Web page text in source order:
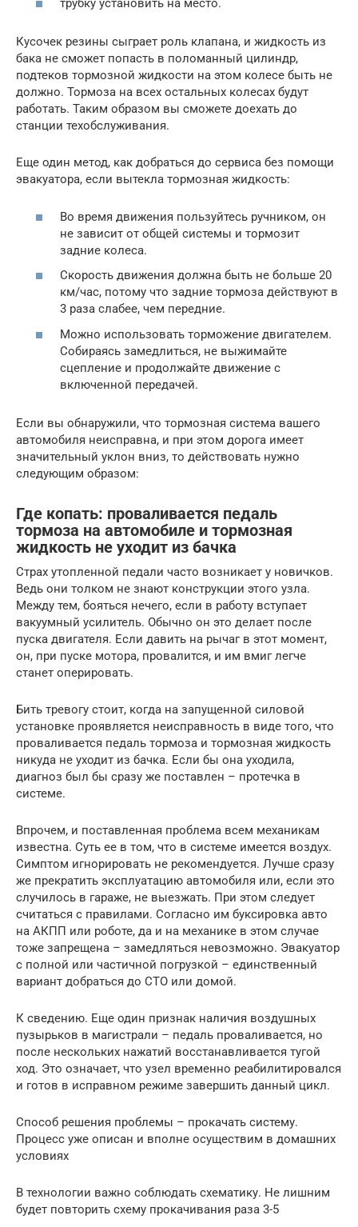
трубку установить на место.
Кусочек резины сыграет роль клапана, и жидкость из
бака не сможет попасть в поломанный цилиндр,
подтеков тормозной жидкости на этом колесе быть не
должно. Тормоза на всех остальных колесах будут
работать. Таким образом вы сможете доехать до
станции техобслуживания.
Еще один метод, как добраться до сервиса без помощи
эвакуатора, если вытекла тормозная жидкость:
Во время движения пользуйтесь ручником, он
не зависит от общей системы и тормозит
задние колеса.
Скорость движения должна быть не больше 20
км/час, потому что задние тормоза действуют в
3 раза слабее, чем передние.
Можно использовать торможение двигателем.
Собираясь замедлиться, не выжимайте
сцепление и продолжайте движение с
включенной передачей.
Если вы обнаружили, что тормозная система вашего
автомобиля неисправна, и при этом дорога имеет
значительный уклон вниз, то действовать нужно
следующим образом:
Где копать: проваливается педаль
тормоза на автомобиле и тормозная
жидкость не уходит из бачка
Страх утопленной педали часто возникает у новичков.
Ведь они толком не знают конструкции этого узла.
Между тем, бояться нечего, если в работу вступает
вакуумный усилитель. Обычно он это делает после
пуска двигателя. Если давить на рычаг в этот момент,
он, при пуске мотора, провалится, и им вмиг легче
станет оперировать.
Бить тревогу стоит, когда на запущенной силовой
установке проявляется неисправность в виде того, что
проваливается педаль тормоза и тормозная жидкость
никуда не уходит из бачка. Если бы она уходила,
диагноз был бы сразу же поставлен – протечка в
системе.
Впрочем, и поставленная проблема всем механикам
известна. Суть ее в том, что в системе имеется воздух.
Симптом игнорировать не рекомендуется. Лучше сразу
же прекратить эксплуатацию автомобиля или, если это
случилось в гараже, не выезжать. При этом следует
считаться с правилами. Согласно им буксировка авто
на АКПП или роботе, да и на механике в этом случае
тоже запрещена – замедляться невозможно. Эвакуатор
с полной или частичной погрузкой – единственный
вариант добраться до СТО или домой.
К сведению. Еще один признак наличия воздушных
пузырьков в магистрали – педаль проваливается, но
после нескольких нажатий восстанавливается тугой
ход. Это означает, что узел временно реабилитировался
и готов в исправном режиме завершить данный цикл.
Способ решения проблемы – прокачать систему.
Процесс уже описан и вполне осуществим в домашних
условиях
В технологии важно соблюдать схематику. Не лишним
будет повторить схему прокачивания раза 3-5